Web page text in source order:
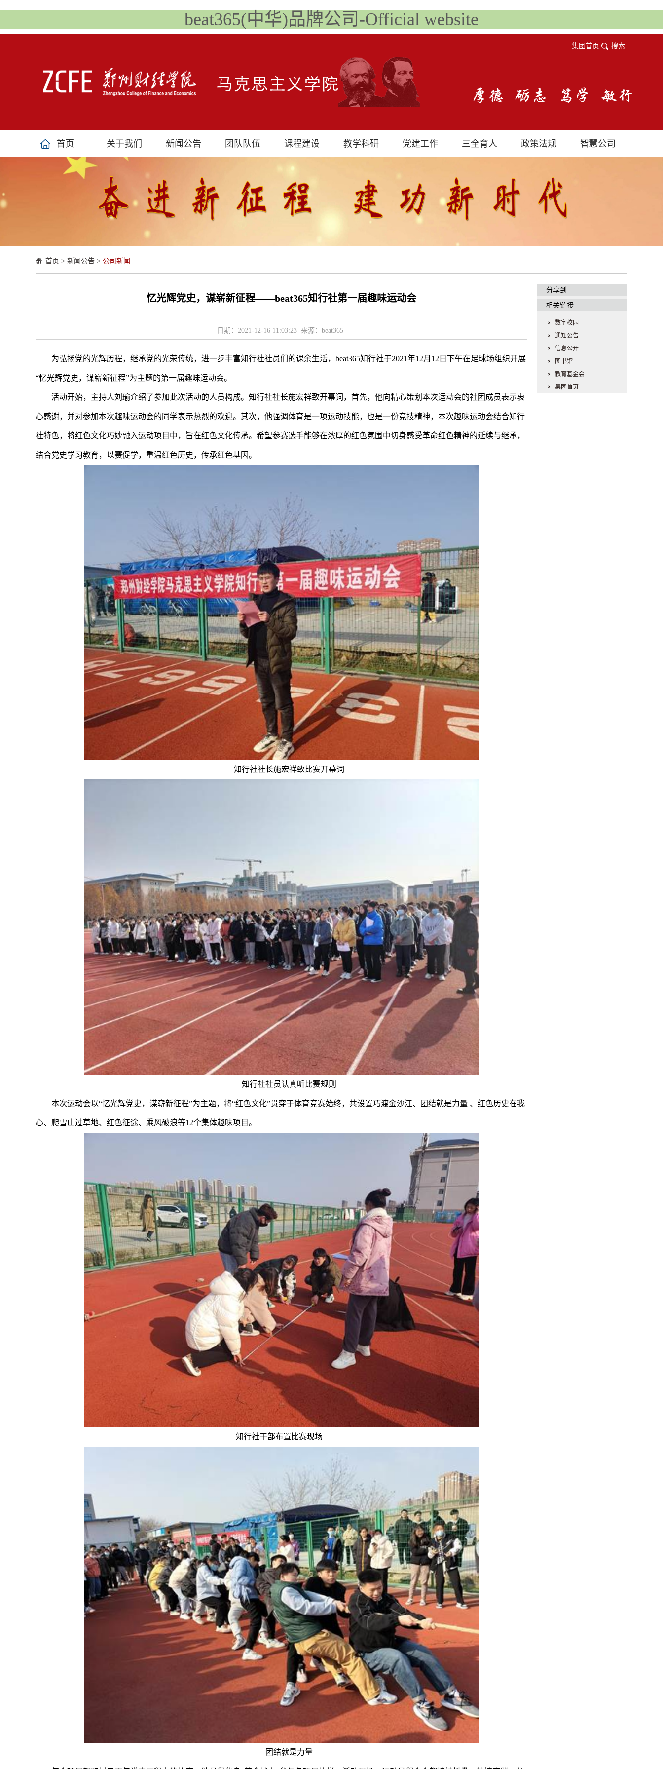
beat365(中华)品牌公司-Official website
集团首页 搜索
首页 关于我们 新闻公告 团队队伍 课程建设 教学科研 党建工作 三全育人 政策法规 智慧公司
首页 > 新闻公告 > 公司新闻
忆光辉党史，谋崭新征程——beat365知行社第一届趣味运动会
日期：2021-12-16 11:03:23 来源：beat365
为弘扬党的光辉历程，继承党的光荣传统，进一步丰富知行社社员们的课余生活，beat365知行社于2021年12月 12 日下午在足球场组织开展
“忆光辉党史，谋崭新征程”为主题的第一届趣味运动会。
活动开始，主持人刘瑜介绍了参加此次活动的人员构成。知行社社长施宏祥致开幕词，首先，他向精心策划本次运动会的社团成员表示衷
心感谢，并对参加本次趣味运动会的同学表示热烈的欢迎。其次，他强调体育是一项运动技能，也是一份竞技精神，本次趣味运动会结合知行
社特色，将红色文化巧妙融入运动项目中，旨在红色文化传承。希望参赛选手能够在浓厚的红色氛围中切身感受革命红色精神的延续与继承，
结合党史学习教育，以赛促学，重温红色历史，传承红色基因。
知行社社长施宏祥致比赛开幕词
知行社社员认真听比赛规则
本次运动会以“忆光辉党史，谋崭新征程”为主题，将“红色文化”贯穿于体育竞赛始终，共设置巧渡金沙江、团结就是力量 、红色历史在我
心、爬雪山过草地、红色征途、乘风破浪等12个集体趣味项目。
知行社干部布置比赛现场
团结就是力量
分享到
相关链接
数字校园
通知公告
信息公开
图书馆
教育基金会
集团首页